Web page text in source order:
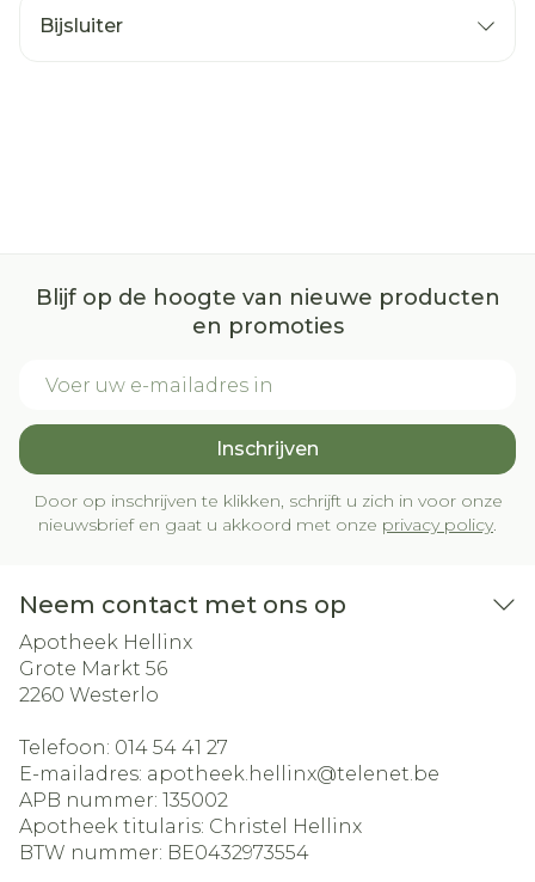
Bijsluiter
Blijf op de hoogte van nieuwe producten
en promoties
Inschrijven
Door op inschrijven te klikken, schrijft u zich in voor onze
nieuwsbrief en gaat u akkoord met onze privacy policy.
Neem contact met ons op
Apotheek Hellinx
Grote Markt 56
2260 Westerlo
Telefoon: 014 54 41 27
E-mailadres: apotheek.hellinx@telenet.be
APB nummer: 135002
Apotheek titularis: Christel Hellinx
BTW nummer: BE0432973554